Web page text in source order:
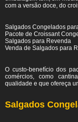
com a versão doce, do
Salgados Congelados
Pacote de Croissant
Salgados para Revenda
Venda de Salgados para
O custo-benefício dos
comércios, como
qualidade e que ofereça
Salgados